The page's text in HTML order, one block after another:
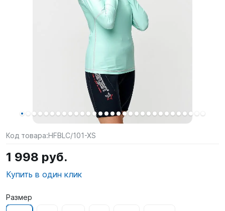
Код товара:HFBLC/101-XS
1 998 руб.
Купить в один клик
Размер